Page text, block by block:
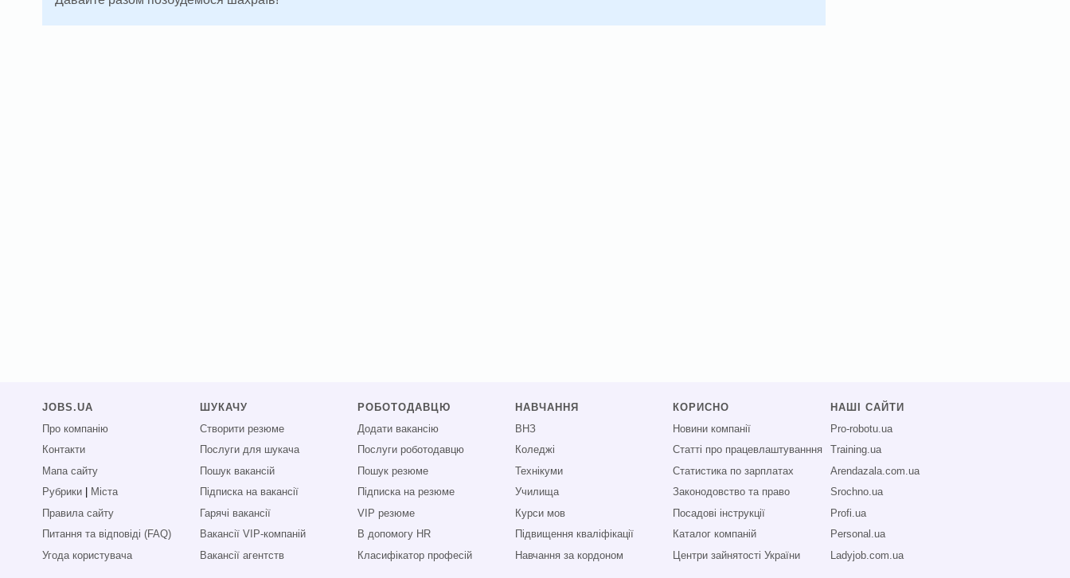
JOBS.UA
Про компанію
Контакти
Мапа сайту
Рубрики
Міста
Правила сайту
Питання та відповіді (FAQ)
Угода користувача
ШУКАЧУ
Створити резюме
Послуги для шукача
Пошук вакансій
Підписка на вакансії
Гарячі вакансії
Вакансії VIP-компаній
Вакансії агентств
РОБОТОДАВЦЮ
Додати вакансію
Послуги роботодавцю
Пошук резюме
Підписка на резюме
VIP резюме
В допомогу HR
Класифікатор професій
НАВЧАННЯ
ВНЗ
Коледжі
Технікуми
Училища
Курси мов
Підвищення кваліфікації
Навчання за кордоном
КОРИСНО
Новини компанії
Статті про працевлаштуванння
Статистика по зарплатах
Законодовство та право
Посадові інструкції
Каталог компаній
Центри зайнятості України
НАШІ САЙТИ
Pro-robotu.ua
Training.ua
Arendazala.com.ua
Srochno.ua
Profi.ua
Personal.ua
Ladyjob.com.ua